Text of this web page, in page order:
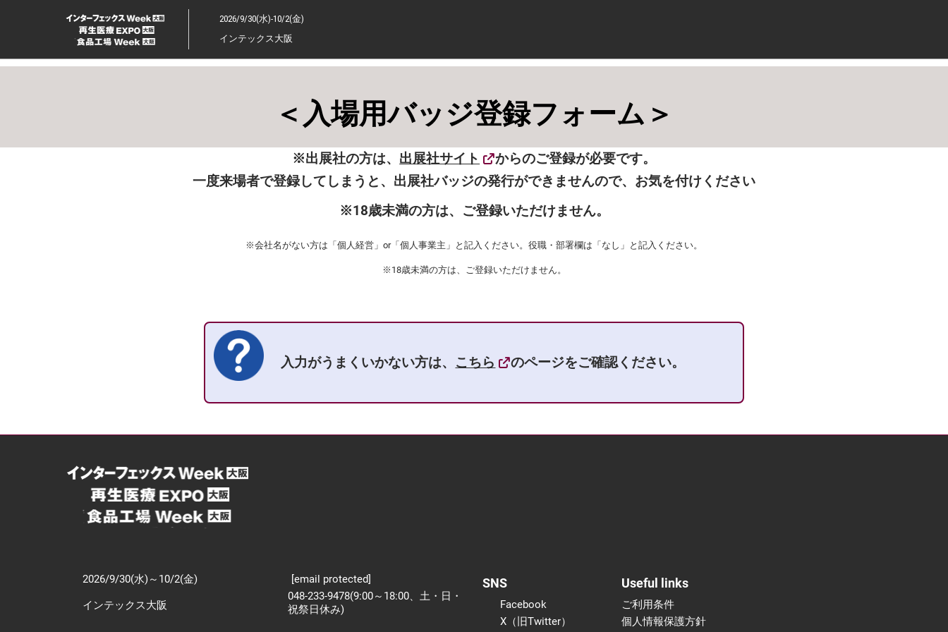
キ
プ
2026/9/30(水)-10/2(金)
インテックス大阪
＜入場用バッジ登録フォーム＞
※出展社の方は、 出展社サイト
からのご登録が必要です。
一度来場者で登録してしまうと、出展社バッジの発行ができませんので、お気を付けください
※18歳未満の方は、ご登録いただけません。
※会社名がない方は「個人経営」or「個人事業主」と記入ください。役職・部署欄は「なし」と記入ください。
※18歳未満の方は、ご登録いただけません。
入力がうまくいかない方は、 こちら のページをご確認ください。
2026/9/30(水)～10/2(金)
インテックス大阪
[email protected]
048-233-9478(9:00～18:00、土・日・
祝祭日休み)
SNS
Facebook
X（旧Twitter）
Useful links
ご利用条件
個人情報保護方針